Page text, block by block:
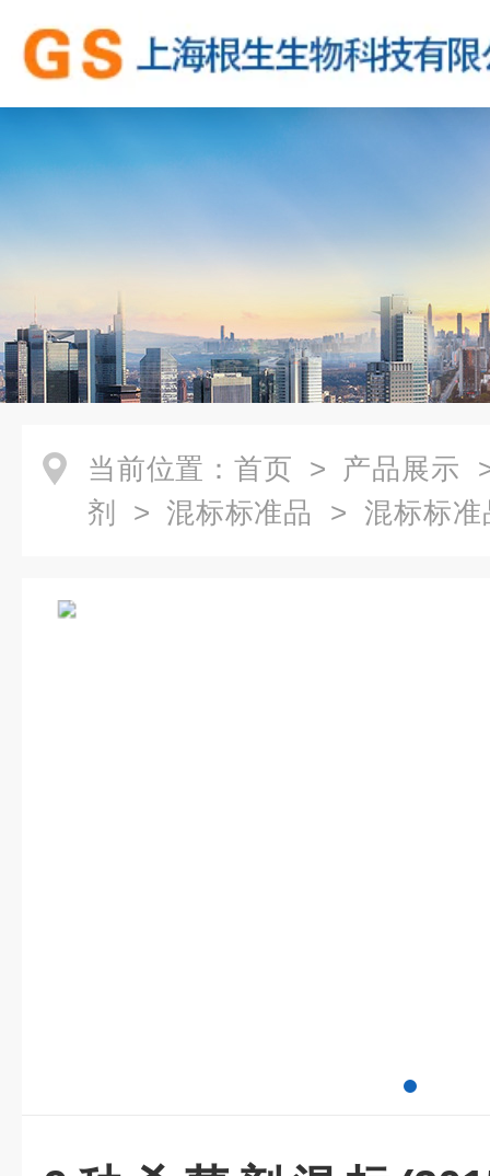
当前位置： 首页 > 产品展示
剂
> 混标标准品 > 混标标准